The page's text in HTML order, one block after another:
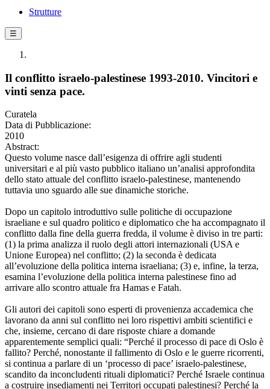
Strutture
☰
Il conflitto israelo-palestinese 1993-2010. Vincitori e
vinti senza pace.
Curatela
Data di Pubblicazione:
2010
Abstract:
Questo volume nasce dall’esigenza di offrire agli studenti
universitari e al più vasto pubblico italiano un’analisi approfondita
dello stato attuale del conflitto israelo-palestinese, mantenendo
tuttavia uno sguardo alle sue dinamiche storiche.
Dopo un capitolo introduttivo sulle politiche di occupazione
israeliane e sul quadro politico e diplomatico che ha accompagnato il
conflitto dalla fine della guerra fredda, il volume è diviso in tre parti:
(1) la prima analizza il ruolo degli attori internazionali (USA e
Unione Europea) nel conflitto; (2) la seconda è dedicata
all’evoluzione della politica interna israeliana; (3) e, infine, la terza,
esamina l’evoluzione della politica interna palestinese fino ad
arrivare allo scontro attuale fra Hamas e Fatah.
Gli autori dei capitoli sono esperti di provenienza accademica che
lavorano da anni sul conflitto nei loro rispettivi ambiti scientifici e
che, insieme, cercano di dare risposte chiare a domande
apparentemente semplici quali: “Perché il processo di pace di Oslo è
fallito? Perché, nonostante il fallimento di Oslo e le guerre ricorrenti,
si continua a parlare di un ‘processo di pace’ israelo-palestinese,
scandito da inconcludenti rituali diplomatici? Perché Israele continua
a costruire insediamenti nei Territori occupati palestinesi? Perché la